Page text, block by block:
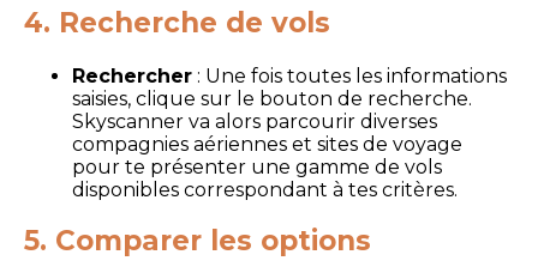
4. Recherche de vols
Rechercher : Une fois toutes les informations
saisies, clique sur le bouton de recherche.
Skyscanner va alors parcourir diverses
compagnies aériennes et sites de voyage
pour te présenter une gamme de vols
disponibles correspondant à tes critères.
5. Comparer les options